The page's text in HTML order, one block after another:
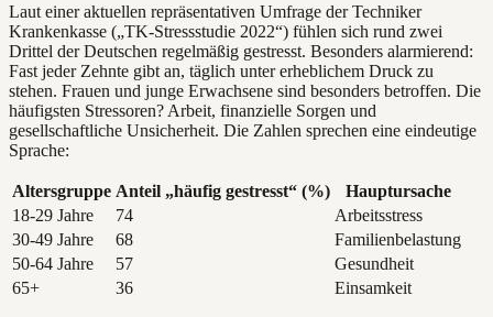
Laut einer aktuellen repräsentativen Umfrage der Techniker
Krankenkasse („TK-Stressstudie 2022“) fühlen sich rund zwei
Drittel der Deutschen regelmäßig gestresst. Besonders alarmierend:
Fast jeder Zehnte gibt an, täglich unter erheblichem Druck zu
stehen. Frauen und junge Erwachsene sind besonders betroffen. Die
häufigsten Stressoren? Arbeit, finanzielle Sorgen und
gesellschaftliche Unsicherheit. Die Zahlen sprechen eine eindeutige
Sprache:
Altersgruppe Anteil „häufig gestresst“ (%)
Hauptursache
18-29 Jahre
74
Arbeitsstress
30-49 Jahre
68
Familienbelastung
50-64 Jahre
57
Gesundheit
65+
36 Einsamkeit